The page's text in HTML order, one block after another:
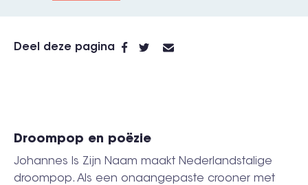
Deel deze pagina
Droompop en poëzie
Johannes Is Zijn Naam maakt Nederlandstalige
droompop. Als een onaangepaste crooner met